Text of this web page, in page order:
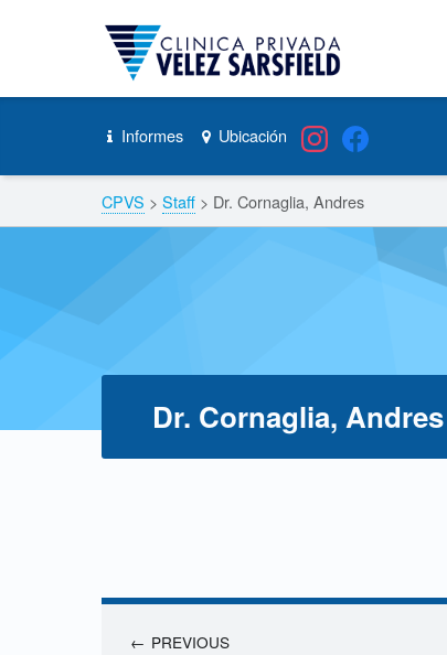
Dr. Cornaglia, Andres – CPVS
Header info sidebar Informes Ubicación
Breadcrumbs navigation
CPVS > Staff > Dr. Cornaglia, Andres
Dr. Cornaglia, Andres
r
PREVIOUS